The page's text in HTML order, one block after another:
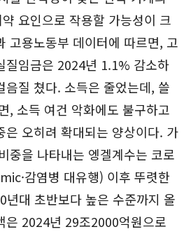
요인으로 작용할 가능성이 크
고용노동부 데이터에 따르면, 고
질임금은 2024년 1.1% 감소하
음질 쳤다. 소득은 줄었는데, 쓸
, 소득 여건 악화에도 불구하고
은 오히려 확대되는 양상이다. 가
중을 나타내는 엥겔계수는 코로
감염병 대유행) 이후 뚜렷한
년대 초반보다 높은 수준까지 올
은 2024년 29조2000억원으로